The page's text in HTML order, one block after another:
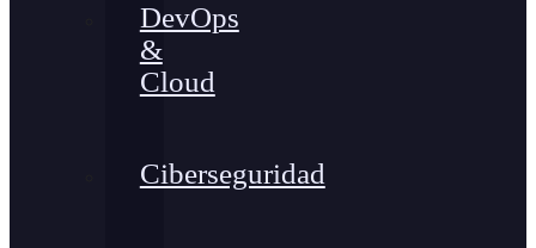
DevOps
&
Cloud
Ciberseguridad